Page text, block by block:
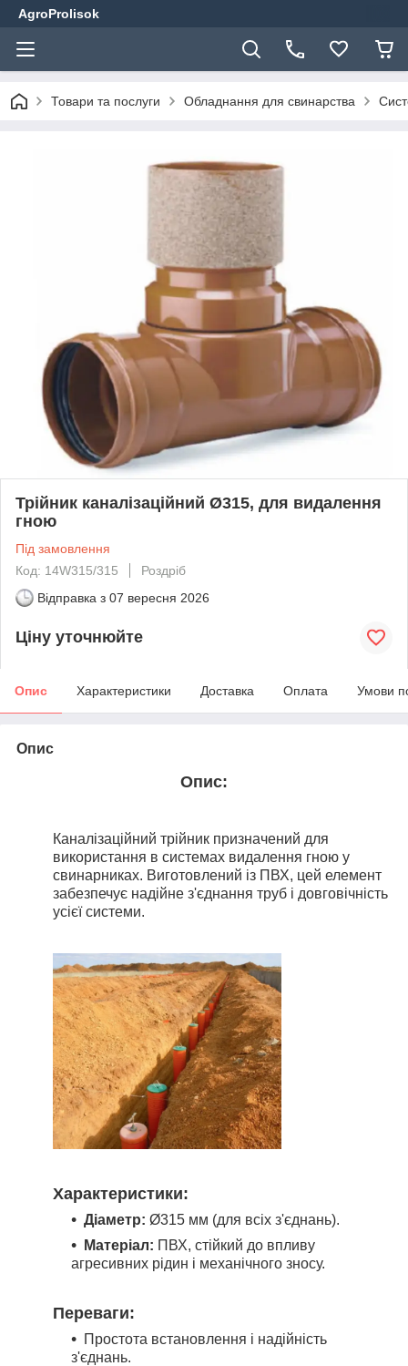
AgroProlisok
Товари та послуги Обладнання для свинарства
Трійник каналізаційний Ø315, для видалення
гною
Під замовлення
Код: 14W315/315
Роздріб
Відправка з 07 вересня 2026
Ціну уточнюйте
Опис Характеристики Доставка Оплата Умови
Опис
Опис:
Каналізаційний трійник призначений для
використання в системах видалення гною у
свинарниках. Виготовлений із ПВХ, цей елемент
забезпечує надійне з'єднання труб і довговічність
усієї системи.
Характеристики:
Діаметр: Ø315 мм (для всіх з'єднань).
Матеріал: ПВХ, стійкий до впливу
агресивних рідин і механічного зносу.
Переваги:
Простота встановлення і надійність
з'єднань.